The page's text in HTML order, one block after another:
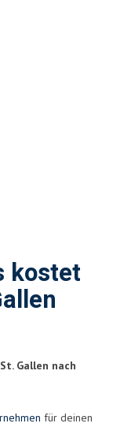
kostet
Gallen nach
für deinen